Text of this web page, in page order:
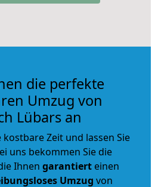
die perfekte
Umzug von
Lübars an
kostbare Zeit und lassen Sie
uns bekommen Sie die
Ihnen garantiert einen
Umzug von